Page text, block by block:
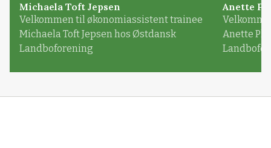
Michaela Toft Jepsen
Velkommen til økonomiassistent trainee
Michaela Toft Jepsen hos Østdansk
Landboforening
Anette
Anette